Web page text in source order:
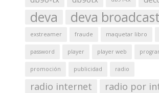
deva deva broadcast
exstreamer fraude maquetar libro
password player player web
promoción publicidad radio
radio internet radio por